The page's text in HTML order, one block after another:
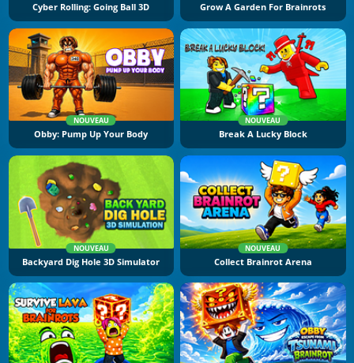
Cyber Rolling: Going Ball 3D Grow A Garden For Brainrots
NOUVEAU
Obby: Pump Up Your Body
NOUVEAU
Break A Lucky Block
NOUVEAU
Backyard Dig Hole 3D Simulator
NOUVEAU
Collect Brainrot Arena